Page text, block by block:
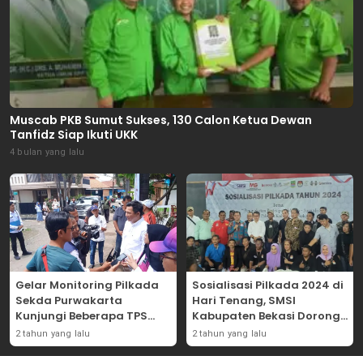
Muscab PKB Sumut Sukses, 130 Calon Ketua Dewan
Tanfidz Siap Ikuti UKK
4 bulan yang lalu
Gelar Monitoring Pilkada
Sekda Purwakarta
Kunjungi Beberapa TPS
Yang Ada Di Purwakarta
2 tahun yang lalu
Sosialisasi Pilkada 2024 di
Hari Tenang, SMSI
Kabupaten Bekasi Dorong
Angka Partisipasi
Masyarakat
2 tahun yang lalu